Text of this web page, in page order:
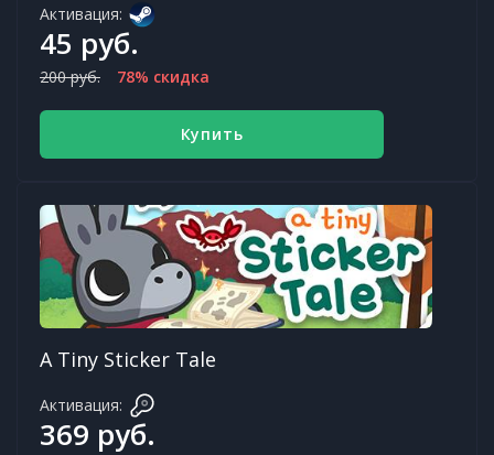
Активация:
45 руб.
200 руб. 78% скидка
Купить
A Tiny Sticker Tale
Активация:
369 руб.